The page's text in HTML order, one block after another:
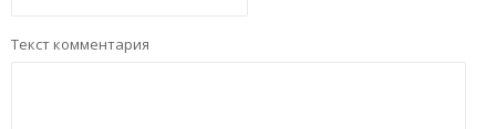
Текст комментария